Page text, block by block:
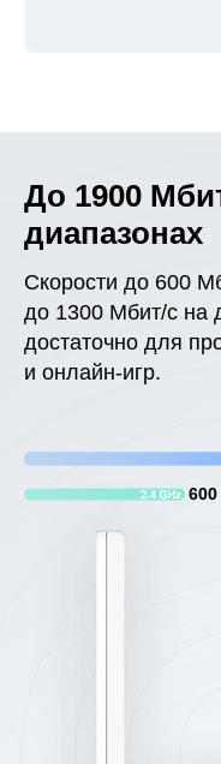
До 1900
диапазонах
Скорости до 600
до 1300 Мбит/с на
достаточно для
и онлайн‑игр.